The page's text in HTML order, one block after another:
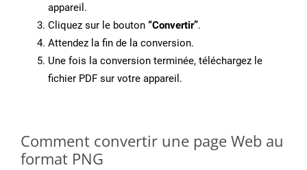
appareil.
Cliquez sur le bouton “Convertir”.
Attendez la fin de la conversion.
Une fois la conversion terminée, téléchargez le
fichier PDF sur votre appareil.
Comment convertir une page Web au
format PNG